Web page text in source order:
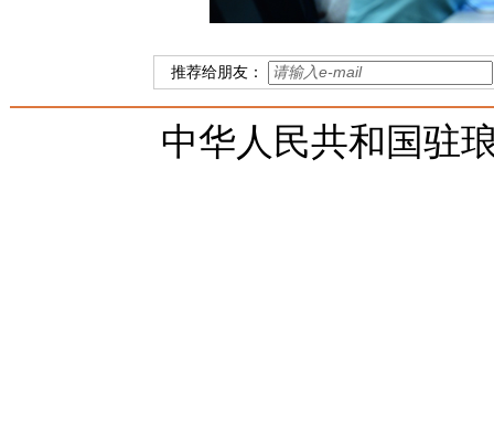
推荐给朋友：
中华人民共和国驻